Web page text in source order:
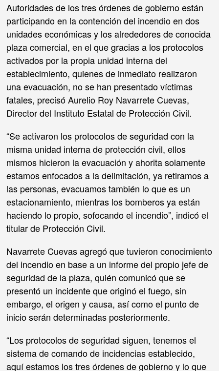
Autoridades de los tres órdenes de gobierno están
participando en la contención del incendio en dos
unidades económicas y los alrededores de conocida
plaza comercial, en el que gracias a los protocolos
activados por la propia unidad interna del
establecimiento, quienes de inmediato realizaron
una evacuación, no se han presentado víctimas
fatales, precisó Aurelio Roy Navarrete Cuevas,
Director del Instituto Estatal de Protección Civil.
“Se activaron los protocolos de seguridad con la
misma unidad interna de protección civil, ellos
mismos hicieron la evacuación y ahorita solamente
estamos enfocados a la delimitación, ya retiramos a
las personas, evacuamos también lo que es un
estacionamiento, mientras los bomberos ya están
haciendo lo propio, sofocando el incendio”, indicó el
titular de Protección Civil.
Navarrete Cuevas agregó que tuvieron conocimiento
del incendio en base a un informe del propio jefe de
seguridad de la plaza, quién comunicó que se
presentó un incidente que originó el fuego, sin
embargo, el origen y causa, así como el punto de
inicio serán determinadas posteriormente.
“Los protocolos de seguridad siguen, tenemos el
sistema de comando de incidencias establecido,
aquí estamos los tres órdenes de gobierno y lo que